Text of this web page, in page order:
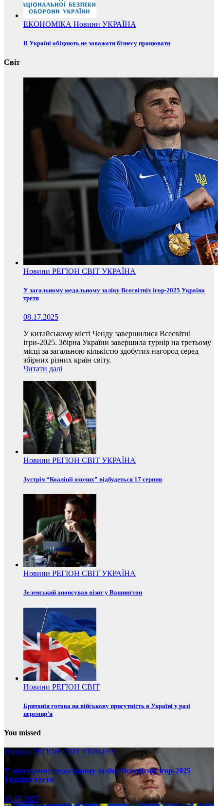
ЕКОНОМІКА Новини УКРАЇНА
В Україні обіцяють не заважати бізнесу працювати
Світ
Новини РЕГІОН СВІТ УКРАЇНА
У загальному медальному заліку Всесвітніх ігор-2025 Україна
третя
08.17.2025
У китайському місті Ченду завершилися Всесвітні
ігри-2025. Збірна України завершила турнір на третьому
місці за загальною кількістю здобутих нагород серед
збірних різних країн світу.
Читати далі
Новини РЕГІОН СВІТ УКРАЇНА
Зустріч “Коаліції охочих” відбудеться 17 серпня
Новини РЕГІОН СВІТ УКРАЇНА
Зеленський анонсував візит у Вашингтон
Новини РЕГІОН СВІТ
Британія готова на військову присутність в Україні у разі
перемир’я
You missed
Новини РЕГІОНСВІТ УКРАЇНА
У загальному медальному заліку Всесвітніх ігор-2025
Україна третя
08.17.2025